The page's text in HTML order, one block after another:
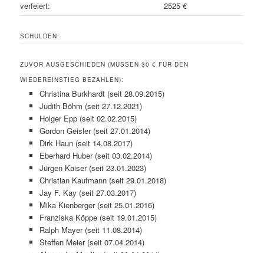
verfeiert:
2525 €
SCHULDEN:
ZUVOR AUSGESCHIEDEN (MÜSSEN 30 € FÜR DEN
WIEDEREINSTIEG BEZAHLEN):
Christina Burkhardt (seit 28.09.2015)
Judith Böhm (seit 27.12.2021)
Holger Epp (seit 02.02.2015)
Gordon Geisler (seit 27.01.2014)
Dirk Haun (seit 14.08.2017)
Eberhard Huber (seit 03.02.2014)
Jürgen Kaiser (seit 23.01.2023)
Christian Kaufmann (seit 29.01.2018)
Jay F. Kay (seit 27.03.2017)
Mika Kienberger (seit 25.01.2016)
Franziska Köppe (seit 19.01.2015)
Ralph Mayer (seit 11.08.2014)
Steffen Meier (seit 07.04.2014)